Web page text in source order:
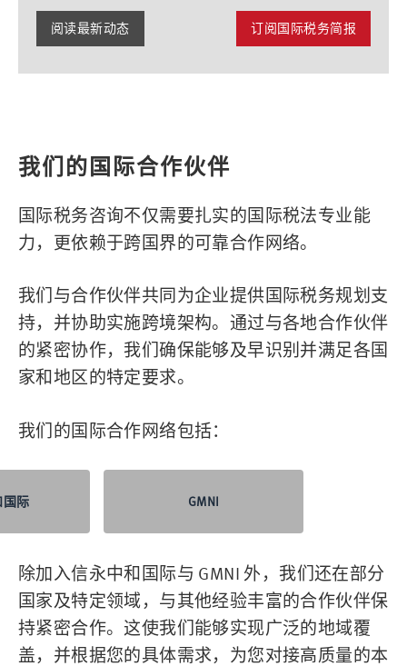
阅读最新动态 订阅国际税务简报
我们的国际合作伙伴
国际税务咨询不仅需要扎实的国际税法专业能
力，更依赖于跨国界的可靠合作网络。
我们与合作伙伴共同为企业提供国际税务规划支
持，并协助实施跨境架构。通过与各地合作伙伴
的紧密协作，我们确保能够及早识别并满足各国
家和地区的特定要求。
我们的国际合作网络包括：
国际 GMNI
除加入信永中和国际与 GMNI 外，我们还在部分
国家及特定领域，与其他经验丰富的合作伙伴保
持紧密合作。这使我们能够实现广泛的地域覆
盖，并根据您的具体需求，为您对接高质量的本